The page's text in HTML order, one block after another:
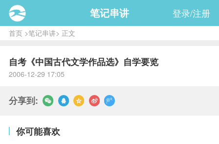
笔记串讲 登录/注册
首页>笔记串讲> 正文
自考《中国古代文学作品选》自学要览
2006-12-29 17:05
分享到:
你可能喜欢